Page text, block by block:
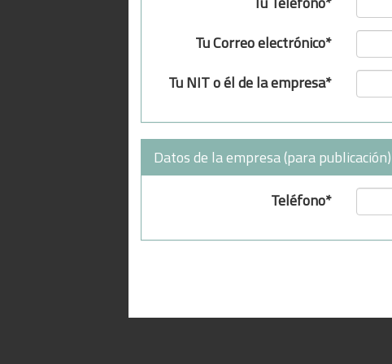
Tu Correo electrónico*
Tu NIT o él de la empresa*
Datos de la empresa (para publicación)
Teléfono*